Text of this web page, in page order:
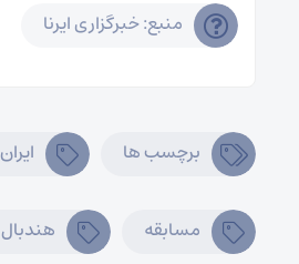
منبع: خبرگزاری ایرنا
برچسب ها ایران
مسابقه هندبال